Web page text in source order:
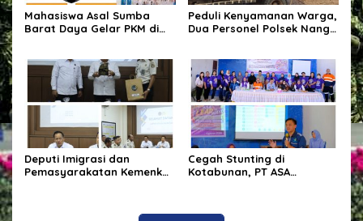
Mahasiswa Asal Sumba
Barat Daya Gelar PKM di
Berbasis Gender di Media
Sosial
Peduli Kenyamanan Warga,
Dua Personel Polsek Nanga
Deputi Imigrasi dan
Pemasyarakatan Kemenko
Overstaying dan KUHP Baru
Cegah Stunting di
Kotabunan, PT ASA